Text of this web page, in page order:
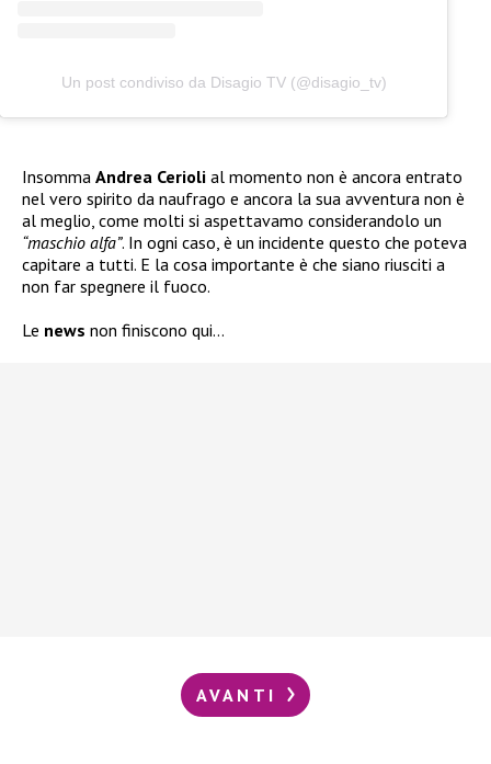
Un post condiviso da Disagio TV (@disagio_tv)
Insomma Andrea Cerioli al momento non è ancora entrato
nel vero spirito da naufrago e ancora la sua avventura non è
al meglio, come molti si aspettavamo considerandolo un
“maschio alfa”. In ogni caso, è un incidente questo che poteva
capitare a tutti. E la cosa importante è che siano riusciti a
non far spegnere il fuoco.
Le news non finiscono qui…
AVANTI